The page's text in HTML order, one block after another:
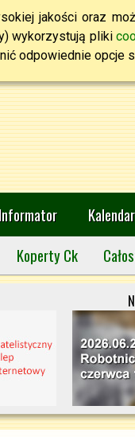
jakości oraz
wykorzystują pliki
odpowiednie opcje
Informator
Koperty Ck